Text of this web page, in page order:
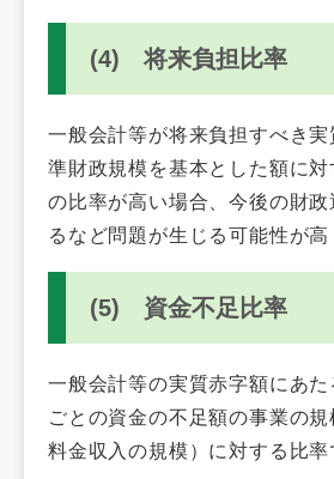
(4) 将来負担比率
一般会計等が将来負担すべき
準財政規模を基本とした額に対
の比率が高い場合、今後の財
るなど問題が生じる可能性が高
(5) 資金不足比率
一般会計等の実質赤字額にあ
ごとの資金の不足額の事業の
料金収入の規模）に対する比率